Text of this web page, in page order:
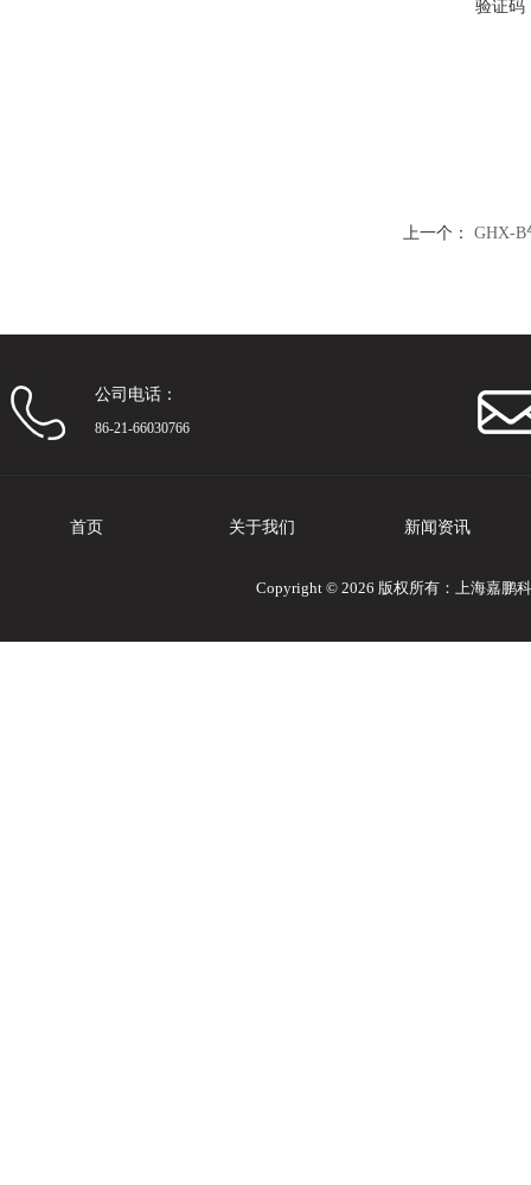
验证码
上一个： GHX-B
公司电话：
86-21-66030766
首页 关于我们 新闻资讯
Copyright © 2026 版权所有：上海嘉鹏